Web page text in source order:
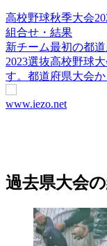
高校野球秋季大会
組合せ・結果
新チーム最初の都
2023選抜高校野球
す。都道府県大会
www.iezo.net
過去県大会